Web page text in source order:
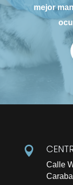
mejor

Calle